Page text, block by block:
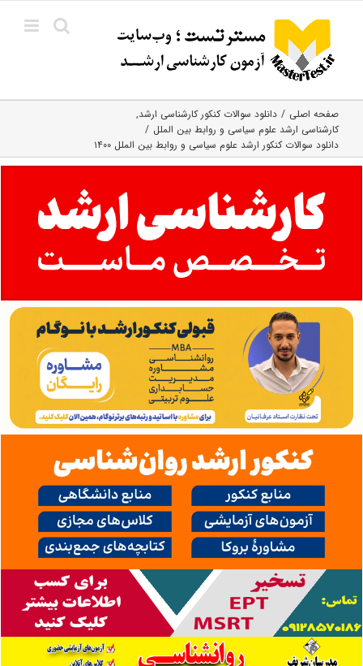
content
صفحه اصلی
دانلود سوالات کنکور کارشناسی ارشد
کارشناسی ارشد علوم سیاسی و روابط بین الملل
دانلود سوالات کنکور ارشد علوم سیاسی و روابط بین الملل ۱۴۰۰